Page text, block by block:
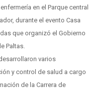
en el Parque central
durante el evento Casa
que organizó el Gobierno
Paltas.
varios
y control de salud a cargo
de la Carrera de